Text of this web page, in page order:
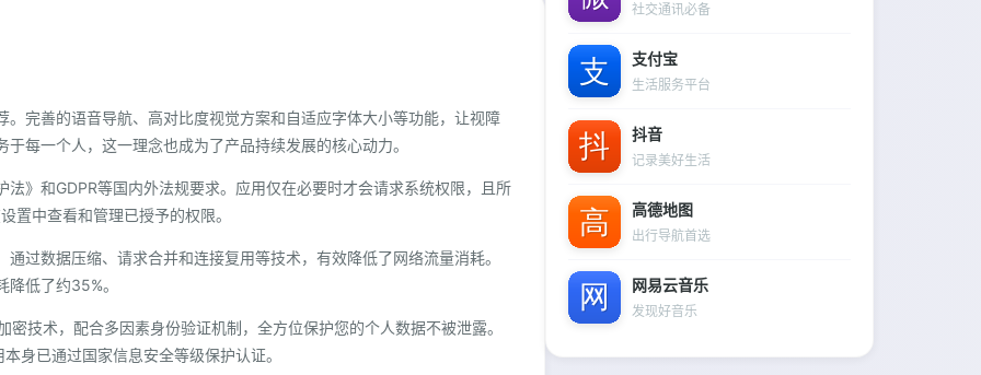
完善的语音导航、高对比度视觉方案和自适应字体大小等功能，让视障
每一个人，这一理念也成为了产品持续发展的核心动力。
》和GDPR等国内外法规要求。应用仅在必要时才会请求系统权限，且所
置中查看和管理已授予的权限。
过数据压缩、请求合并和连接复用等技术，有效降低了网络流量消耗。
低了约35%。
技术，配合多因素身份验证机制，全方位保护您的个人数据不被泄露。
身已通过国家信息安全等级保护认证。
社交通讯必备
支付宝
生活服务平台
抖音
记录美好生活
高德地图
出行导航首选
网易云音乐
发现好音乐